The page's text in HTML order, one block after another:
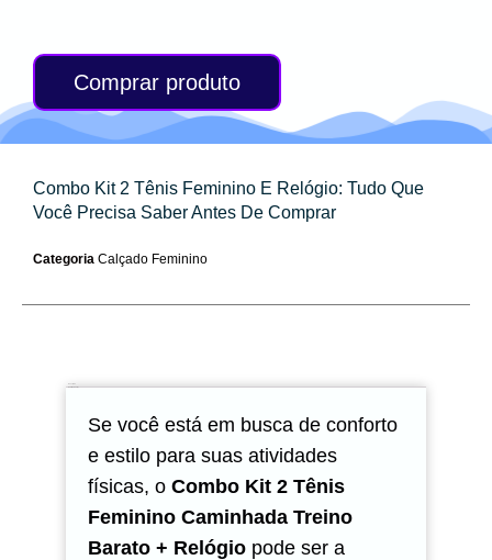
Comprar produto
Combo Kit 2 Tênis Feminino E Relógio: Tudo Que
Você Precisa Saber Antes De Comprar
Categoria Calçado Feminino
Se você está em busca de conforto
e estilo para suas atividades
físicas, oCombo Kit 2 Tênis
Feminino Caminhada Treino
Barato + Relógio pode ser a